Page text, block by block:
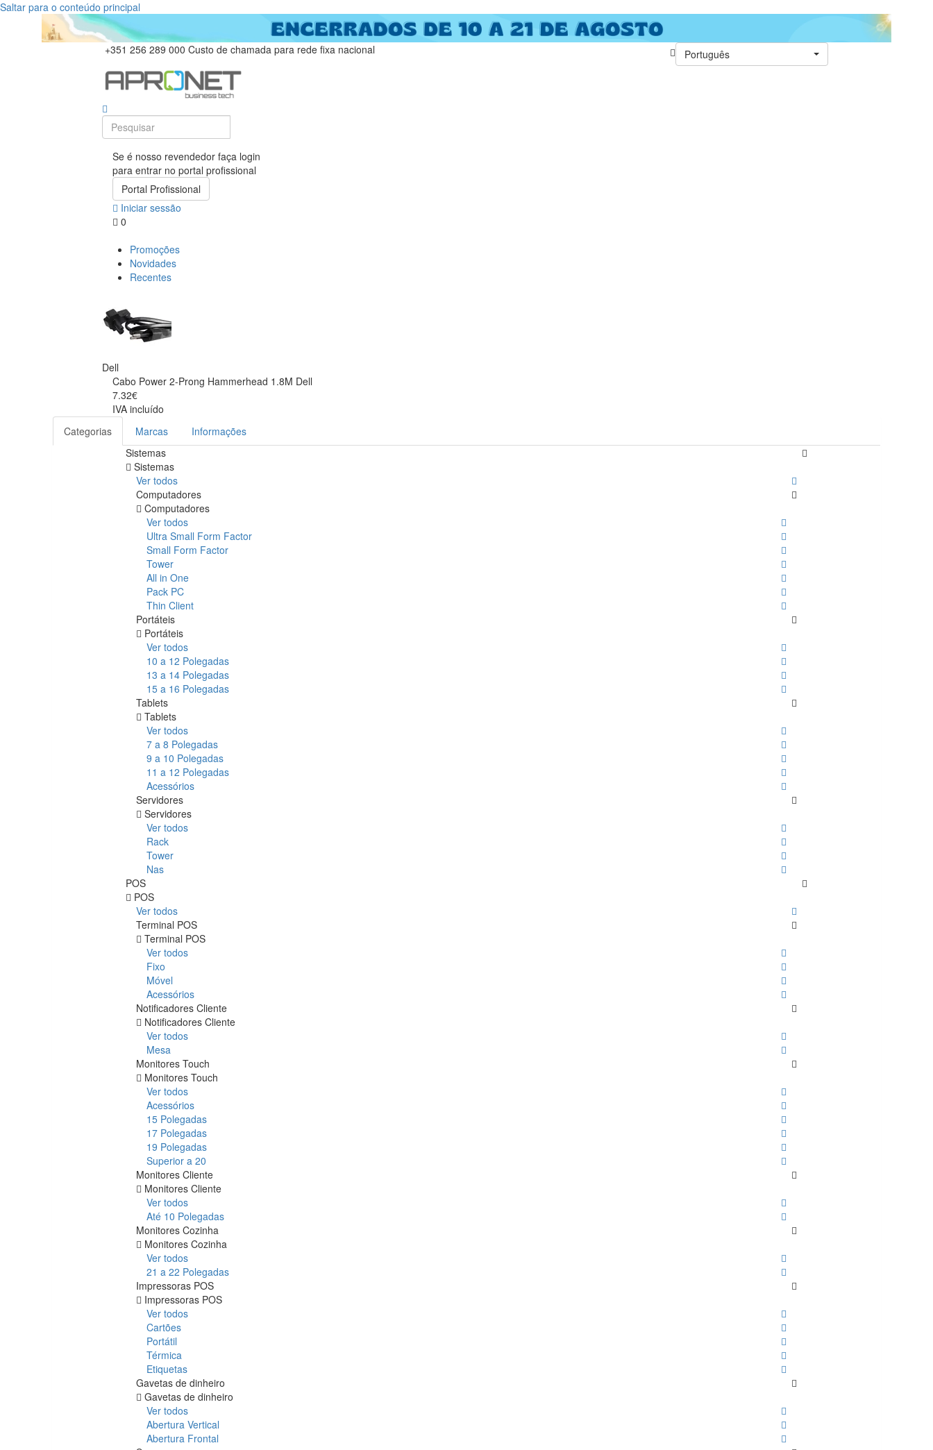
Saltar para o conteúdo principal
+351 256 289 000 Custo de chamada para rede fixa nacional Português
Se é nosso revendedor faça login
para entrar no portal profissional
Portal Profissional
Iniciar sessão
0
Promoções
Novidades
Recentes
Dell
Cabo Power 2-Prong Hammerhead 1.8M Dell
7.32€
IVA incluído
Categorias
Marcas
Informações
Sistemas
Sistemas
Ver todos
Computadores
Computadores
Ver todos
Ultra Small Form Factor
Small Form Factor
Tower
All in One
Pack PC
Thin Client
Portáteis
Portáteis
Ver todos
10 a 12 Polegadas
13 a 14 Polegadas
15 a 16 Polegadas
Tablets
Tablets
Ver todos
7 a 8 Polegadas
9 a 10 Polegadas
11 a 12 Polegadas
Acessórios
Servidores
Servidores
Ver todos
Rack
Tower
Nas
POS
POS
Ver todos
Terminal POS
Terminal POS
Ver todos
Fixo
Móvel
Acessórios
Notificadores Cliente
Notificadores Cliente
Ver todos
Mesa
Monitores Touch
Monitores Touch
Ver todos
Acessórios
15 Polegadas
17 Polegadas
19 Polegadas
Superior a 20
Monitores Cliente
Monitores Cliente
Ver todos
Até 10 Polegadas
Monitores Cozinha
Monitores Cozinha
Ver todos
21 a 22 Polegadas
Impressoras POS
Impressoras POS
Ver todos
Cartões
Portátil
Térmica
Etiquetas
Gavetas de dinheiro
Gavetas de dinheiro
Ver todos
Abertura Vertical
Abertura Frontal